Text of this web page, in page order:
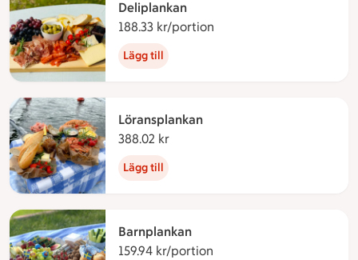
Deliplankan
188.33 kr/portion
Lägg till
Löransplankan
388.02 kr
Lägg till
Barnplankan
159.94 kr/portion